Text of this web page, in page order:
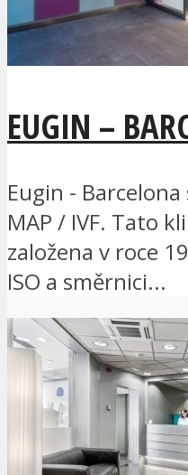
EUGIN –
Eugin -
MAP / IVF. Tato
založena v roce
ISO a směrnici...